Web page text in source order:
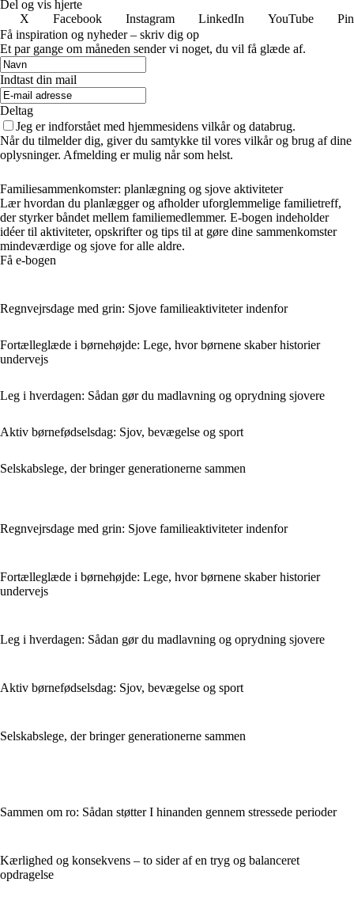
Del og vis hjerte
X
Facebook Instagram LinkedIn YouTube
Få inspiration og nyheder – skriv dig op
Et par gange om måneden sender vi noget, du vil få glæde af.
Indtast din mail
Deltag
Jeg er indforstået med hjemmesidens vilkår og databrug.
Når du tilmelder dig, giver du samtykke til vores vilkår og brug af dine
oplysninger. Afmelding er mulig når som helst.
Familiesammenkomster: planlægning og sjove aktiviteter
Lær hvordan du planlægger og afholder uforglemmelige familietreff,
der styrker båndet mellem familiemedlemmer. E-bogen indeholder
idéer til aktiviteter, opskrifter og tips til at gøre dine sammenkomster
mindeværdige og sjove for alle aldre.
Få e-bogen
Regnvejrsdage med grin: Sjove familieaktiviteter indenfor
Fortælleglæde i børnehøjde: Lege, hvor børnene skaber historier
undervejs
Leg i hverdagen: Sådan gør du madlavning og oprydning sjovere
Aktiv børnefødselsdag: Sjov, bevægelse og sport
Selskabslege, der bringer generationerne sammen
Regnvejrsdage med grin: Sjove familieaktiviteter indenfor
Fortælleglæde i børnehøjde: Lege, hvor børnene skaber historier
undervejs
Leg i hverdagen: Sådan gør du madlavning og oprydning sjovere
Aktiv børnefødselsdag: Sjov, bevægelse og sport
Selskabslege, der bringer generationerne sammen
Sammen om ro: Sådan støtter I hinanden gennem stressede perioder
Kærlighed og konsekvens – to sider af en tryg og balanceret
opdragelse